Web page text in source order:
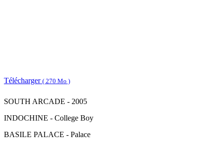
Télécharger ( 270 Mo )
SOUTH ARCADE - 2005
INDOCHINE - College Boy
BASILE PALACE - Palace